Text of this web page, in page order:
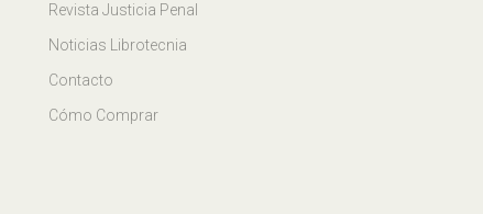
Revista Justicia Penal
Noticias Librotecnia
Contacto
Cómo Comprar